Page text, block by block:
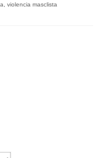
violencia masclista